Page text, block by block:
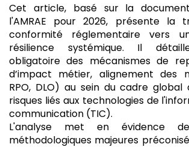
Cet article, basé sur la
l'AMRAE pour 2026, présente la
conformité réglementaire vers
résilience systémique. Il
obligatoire des mécanismes de
d’impact métier, alignement des
RPO, DLO) au sein du cadre
risques liés aux technologies de
communication (TIC).
L'analyse met en évidence
méthodologiques majeures